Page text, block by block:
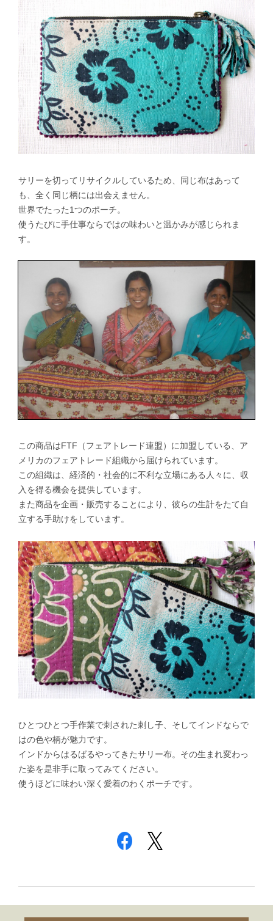
サリーを切ってリサイクルしているため、同じ布はあって
も、全く同じ柄には出会えません。
世界でたった1つのポーチ。
使うたびに手仕事ならではの味わいと温かみが感じられま
す。
この商品はFTF（フェアトレード連盟）に加盟している、ア
メリカのフェアトレード組織から届けられています。
この組織は、経済的・社会的に不利な立場にある人々に、収
入を得る機会を提供しています。
また商品を企画・販売することにより、彼らの生計をたて自
立する手助けをしています。
ひとつひとつ手作業で刺された刺し子、そしてインドならで
はの色や柄が魅力です。
インドからはるばるやってきたサリー布。その生まれ変わっ
た姿を是非手に取ってみてください。
使うほどに味わい深く愛着のわくポーチです。